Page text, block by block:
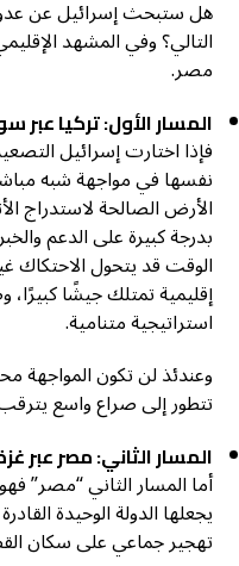
هل ستبحث إسرائيل عن
التالي؟ وفي المشهد
مصر.
المسار الأول: تركيا عبر
فإذا اختارت إسرائيل
نفسها في مواجهة شبه
الأرض الصالحة لاستدراج
بدرجة كبيرة على الدعم
الوقت قد يتحول الاحتكاك
إقليمية تمتلك جيشًا
استراتيجية متنامية.
وعندئذ لن تكون المواجهة
تتطور إلى صراع واسع يترقب
المسار الثاني: مصر عبر
أما المسار الثاني “مصر”
يجعلها الدولة الوحيدة
تهجير جماعي على سكان